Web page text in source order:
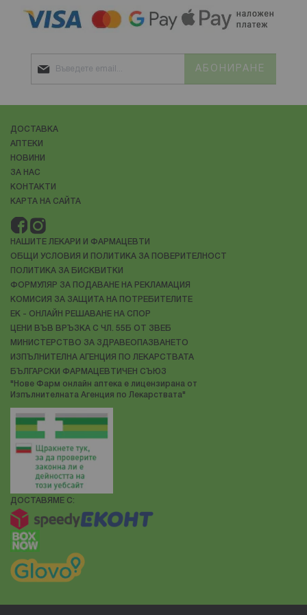
заболявания, които обаче съвременната медицина не
успява да излекува и до днес.
Какво представлява Хашимото, може ли да се
облекчи състоянието и каква роля играе храненето
система
Щитовидната жлеза е малък орган в предната част
АБОНИРАНЕ
ДОСТАВКА
АПТЕКИ
НОВИНИ
ЗА НАС
КОНТАКТИ
КАРТА НА САЙТА
НАШИТЕ ЛЕКАРИ И ФАРМАЦЕВТИ
ОБЩИ УСЛОВИЯ И ПОЛИТИКА ЗА ПОВЕРИТЕЛНОСТ
ПОЛИТИКА ЗА БИСКВИТКИ
ФОРМУЛЯР ЗА ПОДАВАНЕ НА РЕКЛАМАЦИЯ
КОМИСИЯ ЗА ЗАЩИТА НА ПОТРЕБИТЕЛИТЕ
ЕК - ОНЛАЙН РЕШАВАНЕ НА СПОР
ЦЕНИ ВЪВ ВРЪЗКА С ЧЛ. 55Б ОТ ЗВЕБ
МИНИСТЕРСТВО ЗА ЗДРАВЕОПАЗВАНЕТО
ИЗПЪЛНИТЕЛНА АГЕНЦИЯ ПО ЛЕКАРСТВАТА
БЪЛГАРСКИ ФАРМАЦЕВТИЧЕН СЪЮЗ
"Нове Фарм онлайн аптека е лицензирана от
Изпълнителната Агенция по Лекарствата"
ДОСТАВЯМЕ С: